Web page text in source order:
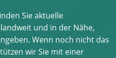
Sie aktuelle
und in der Nähe,
Wenn noch nicht das
wir Sie mit einer